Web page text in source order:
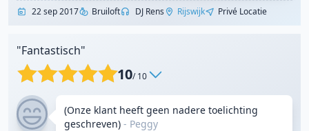
22 sep 2017 Bruiloft DJ Rens Rijswijk Privé Locatie
"Fantastisch"
10/ 10
(Onze klant heeft geen nadere toelichting
geschreven) - Peggy